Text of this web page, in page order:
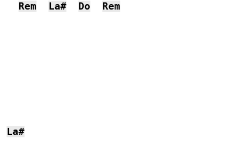
Rem La# Do
Rem
La#